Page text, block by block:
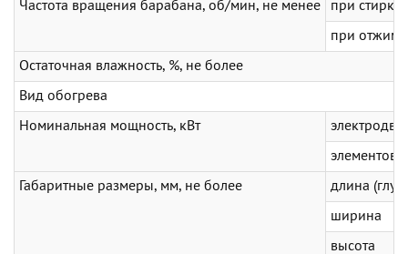
Частота вращения барабана, об/мин, не менее при стирке
при отжиме
Остаточная влажность, %, не более
Вид обогрева
Номинальная мощность, кВт
элементов
Габаритные размеры, мм, не более длина
ширина
высота